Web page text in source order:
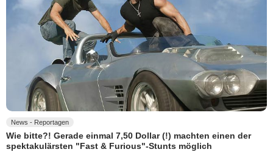
News - Reportagen
Wie bitte?! Gerade einmal 7,50 Dollar (!) machten einen der
spektakulärsten "Fast & Furious"-Stunts möglich